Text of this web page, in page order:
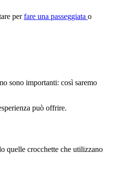
perfare una passeggiata o
sono importanti: così saremo
può offrire.
quelle crocchette che utilizzano